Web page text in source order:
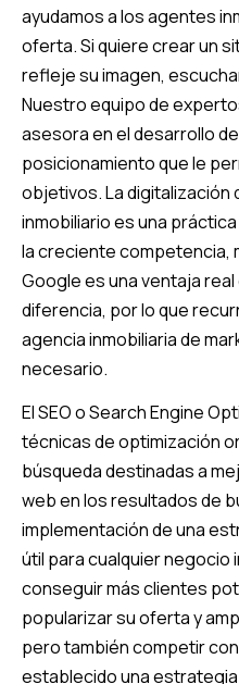
ayudamos a los agentes
oferta. Si quiere crear un
refleje su imagen,
Nuestro equipo de
asesora en el desarrollo
posicionamiento que le
objetivos. La
inmobiliario es una
la creciente competencia,
Google es una ventaja
diferencia, por lo que
agencia inmobiliaria de
necesario.
El SEO o Search Engine
técnicas de optimización
búsqueda destinadas a
web en los resultados de
implementación de una
útil para cualquier negocio
conseguir más clientes
popularizar su oferta y
pero también competir
establecido una estrategia